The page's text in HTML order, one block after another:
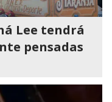
Lee tendrá
pensadas